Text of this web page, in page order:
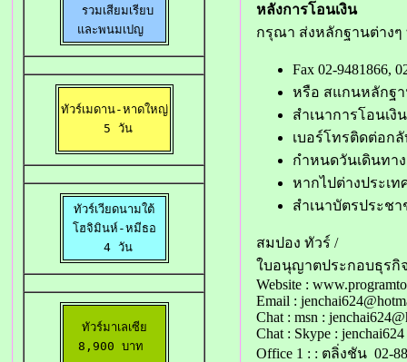
รวมเสียมเรียบ
และพนมเปญ
ทัวร์เมดาน-หาดใหญ่
5 วัน
ทัวร์เวียดนามใต้
โฮจิมินห์-หมีธอ
4 วัน
ทัวร์มาเลเซีย
8,900 บาท
หลังการโอนเงิน
กรุณา ส่งหลักฐานต่างๆ
Fax 02-
หรือ สแกนหลักฐา
สำเนาการโอนเงิน
เบอร์โทรติดต่อก
กำหนดวันเดินทา
หากไปต่างประเ
สำเนาบัตรประช
สมปอง ทัวร์ /
ใบอนุญาตประกอบธุรกิจ
Website :
Email :
Chat : msn :
Chat : Skype : jenchai624
Office 1 : : ตลิ่งชัน 02-